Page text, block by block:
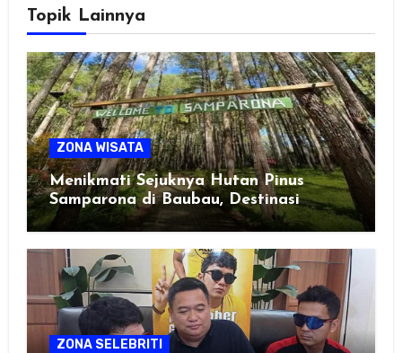
Topik Lainnya
ZONA WISATA
Menikmati Sejuknya Hutan Pinus
Samparona di Baubau, Destinasi
Healing Favorit!
ZONA SELEBRITI